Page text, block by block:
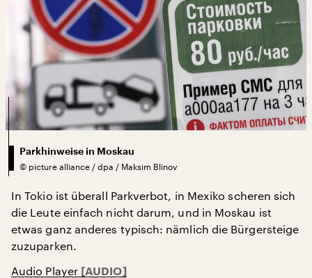
Parkhinweise in Moskau
© picture alliance / dpa / Maksim Blinov
In Tokio ist überall Parkverbot, in Mexiko scheren sich
die Leute einfach nicht darum, und in Moskau ist
etwas ganz anderes typisch: nämlich die Bürgersteige
zuzuparken.
Audio Player